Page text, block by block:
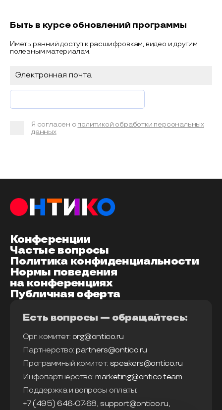
Быть в курсе обновлений программы
Иметь ранний доступ к расшифровкам, видео и другим
полезным материалам.
Я согласен с политикой обработки персональных
данных
Конференции
Частые вопросы
Политика конфиденциальности
Нормы поведения
на конференциях
Публичная оферта
Есть вопросы — обращайтесь:
Орг. комитет: org@ontico.ru
Партнерство: partners@ontico.ru
Программный комитет: speakers@ontico.ru
Инфопартнерство: marketing@ontico.team
Поддержка и вопросы оплаты:
+7 (495) 646-07-68, support@ontico.ru,